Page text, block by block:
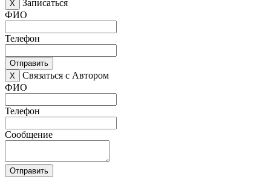
X
Записаться
ФИО
Телефон
Отправить
X
Связаться с Автором
ФИО
Телефон
Сообщение
Отправить